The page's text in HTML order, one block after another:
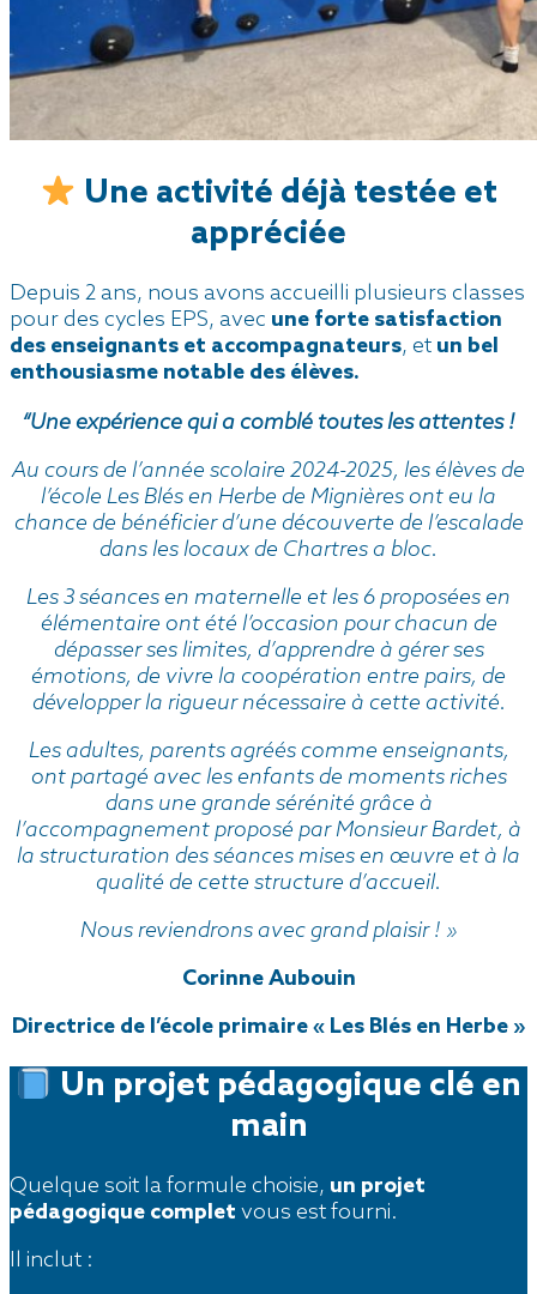
Une activité déjà testée et
appréciée
Depuis 2 ans, nous avons accueilli plusieurs classes
pour des cycles EPS, avec une forte satisfaction
des enseignants et accompagnateurs, et un bel
enthousiasme notable des élèves.
“Une expérience qui a comblé toutes les attentes !
Au cours de l’année scolaire 2024-2025, les élèves de
l’école Les Blés en Herbe de Mignières ont eu la
chance de bénéficier d’une découverte de l’escalade
dans les locaux de Chartres a bloc.
Les 3 séances en maternelle et les 6 proposées en
élémentaire ont été l’occasion pour chacun de
dépasser ses limites, d’apprendre à gérer ses
émotions, de vivre la coopération entre pairs, de
développer la rigueur nécessaire à cette activité.
Les adultes, parents agréés comme enseignants,
ont partagé avec les enfants de moments riches
dans une grande sérénité grâce à
l’accompagnement proposé par Monsieur Bardet, à
la structuration des séances mises en œuvre et à la
qualité de cette structure d’accueil.
Nous reviendrons avec grand plaisir ! »
Corinne Aubouin
Directrice de l’école primaire « Les Blés en Herbe »
Un projet pédagogique clé en
main
Quelque soit la formule choisie, un projet
pédagogique complet vous est fourni.
Il inclut :